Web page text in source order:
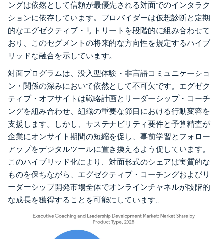
ングは依然として信頼が最優先される対面でのインタラク
ションに依存しています。プロバイダーは仮想診断と定期
的なエグゼクティブ・リトリートを段階的に組み合わせて
おり、このセグメントの将来的な方向性を規定するハイブ
リッドな融合を示しています。
対面プログラムは、没入型体験・非言語コミュニケーショ
ン・関係の深みにおいて依然として不可欠です。エグゼク
ティブ・オフサイトは戦略計画とリーダーシップ・コーチ
ングを組み合わせ、組織の重要な節目における行動変容を
支援します。しかし、サステナビリティ要件と予算精査が
企業にオンサイト期間の短縮を促し、事前学習とフォロー
アップをデジタルツールに置き換えるよう促しています。
このハイブリッド化により、対面形式のシェアは実質的な
ものを保ちながら、エグゼクティブ・コーチングおよびリ
ーダーシップ開発市場全体でオンラインチャネルが段階的
な成長を獲得することを可能にしています。